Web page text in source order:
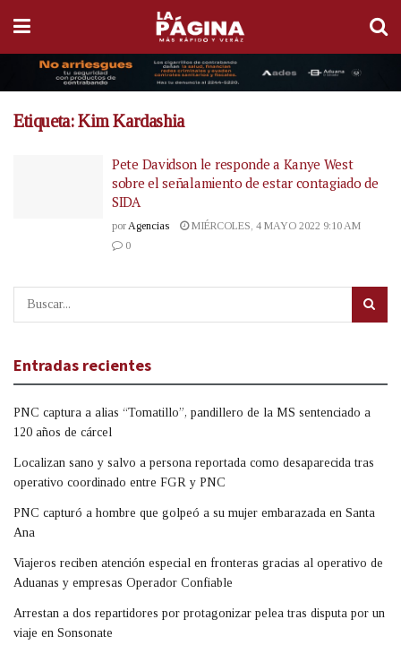
Etiqueta:Kim Kardashia
Pete Davidson le responde a Kanye West
sobre el señalamiento de estar contagiado de
SIDA
por Agencias
MIÉRCOLES, 4 MAYO 2022 9:10 AM
0
Entradas recientes
PNC captura a alias “Tomatillo”, pandillero de la MS sentenciado a
120 años de cárcel
Localizan sano y salvo a persona reportada como desaparecida tras
operativo coordinado entre FGR y PNC
PNC capturó a hombre que golpeó a su mujer embarazada en Santa
Ana
Viajeros reciben atención especial en fronteras gracias al operativo de
Aduanas y empresas Operador Confiable
Arrestan a dos repartidores por protagonizar pelea tras disputa por un
viaje en Sonsonate